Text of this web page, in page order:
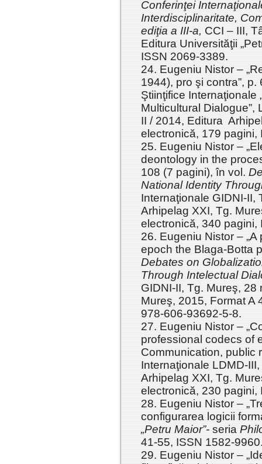
Conferinţei
Interdisciplinaritate,
ediţia a III-a, CCI – III,
Editura Universităţii
ISSN 2069-3389.
24. Eugeniu Nistor –
1944), pro şi contra”,
Ştiinţifice Internaţionale
Multicultural
II / 2014, Editura
electronică, 179
25. Eugeniu Nistor –
deontology in the
108 (7 pagini), în vol.
National Identity
Internaţionale GIDNI-
Arhipelag XXI, Tg.
electronică, 340
26. Eugeniu Nistor –
epoch the Blaga-Botta
Debates on
Through Intelectual
GIDNI-II, Tg. Mureş,
Mureş, 2015, Format A
978-606-93692-5-8.
27. Eugeniu Nistor –
professional codecs of
Communication, public
Internaţionale LDMD-
Arhipelag XXI, Tg.
electronică, 230
28. Eugeniu Nistor –
configurarea logicii
„Petru Maior”- seria
41-55, ISSN 1582-
29. Eugeniu Nistor –